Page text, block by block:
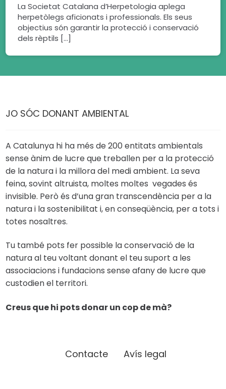
La Societat Catalana d’Herpetologia aplega
herpetòlegs aficionats i professionals. Els seus
objectius són garantir la protecció i conservació
dels rèptils […]
JO SÓC DONANT AMBIENTAL
A Catalunya hi ha més de 200 entitats ambientals
sense ànim de lucre que treballen per a la protecció
de la natura i la millora del medi ambient. La seva
feina, sovint altruista, moltes moltes vegades és
invisible. Però és d’una gran transcendència per a la
natura i la sostenibilitat i, en conseqüència, per a tots i
totes nosaltres.
Tu també pots fer possible la conservació de la
natura al teu voltant donant el teu suport a les
associacions i fundacions sense afany de lucre que
custodien el territori.
Creus que hi pots donar un cop de mà?
Contacte Avís legal